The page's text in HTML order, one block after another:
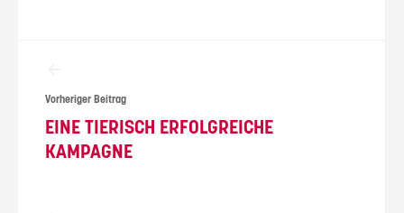
Vorheriger Beitrag
EINE TIERISCH ERFOLGREICHE
KAMPAGNE